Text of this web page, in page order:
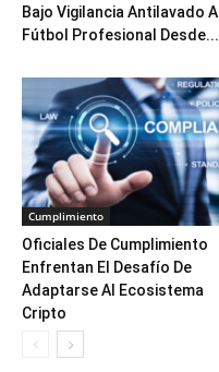
Bajo Vigilancia Antilavado Al
Fútbol Profesional Desde...
Cumplimiento
Oficiales De Cumplimiento
Enfrentan El Desafío De
Adaptarse Al Ecosistema
Cripto